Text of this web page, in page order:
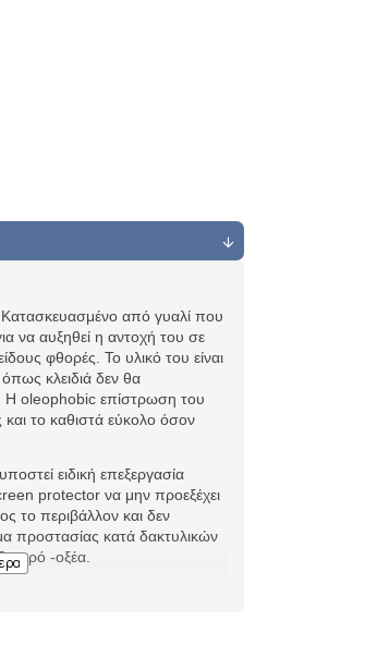
Κατασκευασμένο από γυαλί που
να αυξηθεί η αντοχή του σε
φθορές. Το υλικό του είναι
όπως κλειδιά δεν θα
Η oleophobic επίστρωση του
το καθιστά εύκολο όσον
ειδική επεξεργασία
protector να μην προεξέχει
το περιβάλλον και δεν
προστασίας κατά δακτυλικών
νερό -οξέα.